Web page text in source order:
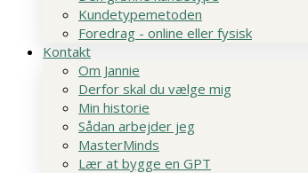
Kundetypemetoden
Foredrag - online eller fysisk
Kontakt
Om Jannie
Derfor skal du vælge mig
Min historie
Sådan arbejder jeg
MasterMinds
Lær at bygge en GPT